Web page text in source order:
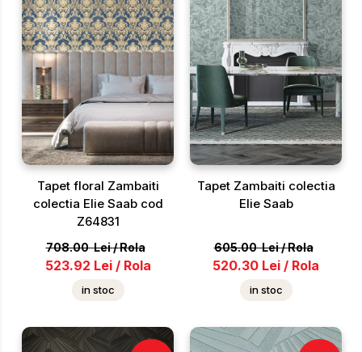
Tapet floral Zambaiti
colectia Elie Saab cod
Z64831
708.00 Lei/Rola
523.92 Lei / Rola
in stoc
Tapet Zambaiti colectia
Elie Saab
605.00 Lei/Rola
520.30 Lei / Rola
in stoc